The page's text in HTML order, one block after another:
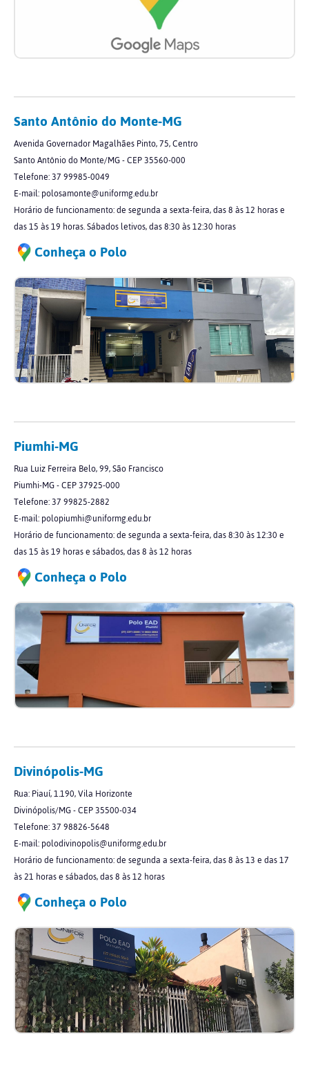
Santo Antônio do Monte-MG
Avenida Governador Magalhães Pinto, 75, Centro
Santo Antônio do Monte/MG - CEP 35560-000
Telefone: 37 99985-0049
E-mail: polosamonte@uniformg.edu.br
Horário de funcionamento: de segunda a sexta-feira, das 8 às 12 horas e
das 15 às 19 horas. Sábados letivos, das 8:30 às 12:30 horas
Conheça o Polo
Piumhi-MG
Rua Luiz Ferreira Belo, 99, São Francisco
Piumhi-MG - CEP 37925-000
Telefone: 37 99825-2882
E-mail: polopiumhi@uniformg.edu.br
Horário de funcionamento: de segunda a sexta-feira, das 8:30 às 12:30 e
das 15 às 19 horas e sábados, das 8 às 12 horas
Conheça o Polo
Divinópolis-MG
Rua: Piauí, 1.190, Vila Horizonte
Divinópolis/MG - CEP 35500-034
Telefone: 37 98826-5648
E-mail: polodivinopolis@uniformg.edu.br
Horário de funcionamento: de segunda a sexta-feira, das 8 às 13 e das 17
às 21 horas e sábados, das 8 às 12 horas
Conheça o Polo